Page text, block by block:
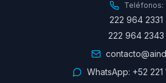
Teléfonos:
222 964 2331
222 964 2343
WhatsApp: +52 221